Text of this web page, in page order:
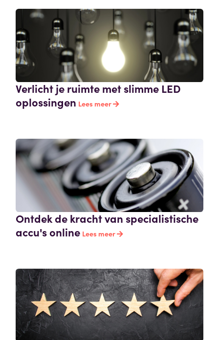
Verlicht je ruimte met slimme LED
oplossingen Lees meer
Ontdek de kracht van specialistische
accu's online Lees meer